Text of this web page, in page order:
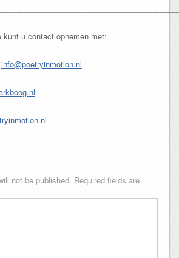
kunt u contact opnemen met:
info@poetryinmotion.nl
not be published. Required fields are